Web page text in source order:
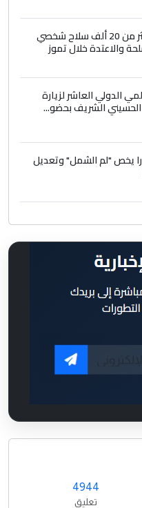
الداخلية: تسجيل أكثر من 20 ألف سلاح شخصي
والاعتدة خلال تموز
الدولي العاشر لزيارة
الشريف بحضو...
يخص "لم الشمل" وتعديل
4944
تعليق